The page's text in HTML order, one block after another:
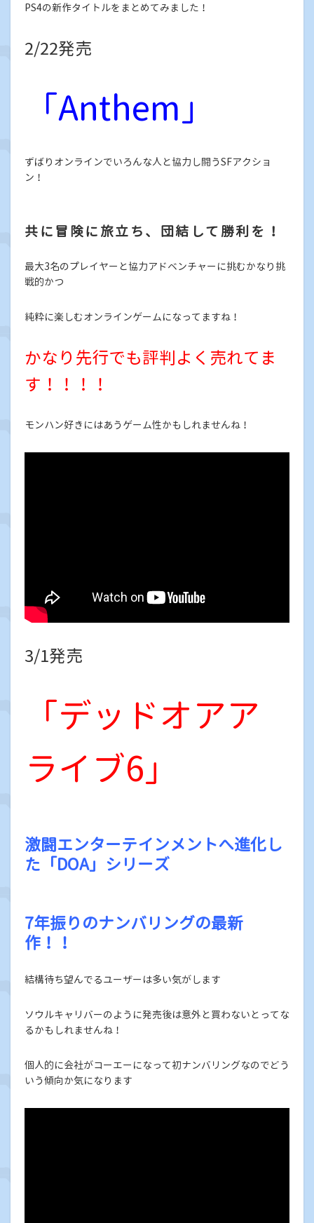
PS4の新作タイトルをまとめてみました！
2/22発売
「Anthem」
ずばりオンラインでいろんな人と協力し闘うSFアクショ
ン！
共に冒険に旅立ち、団結して勝利を！
最大3名のプレイヤーと協力アドベンチャーに挑むかなり挑
戦的かつ
純粋に楽しむオンラインゲームになってますね！
かなり先行でも評判よく売れてま
す！！！！
モンハン好きにはあうゲーム性かもしれませんね！
3/1発売
「デッドオアア
ライブ6」
激闘エンターテインメントへ進化し
た「DOA」シリーズ
7年振りのナンバリングの最新
作！！
結構待ち望んでるユーザーは多い気がします
ソウルキャリバーのように発売後は意外と買わないとってな
るかもしれませんね！
個人的に会社がコーエーになって初ナンバリングなのでどう
いう傾向か気になります